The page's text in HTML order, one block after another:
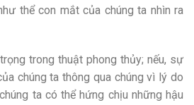
thể con mắt của chúng ta nhìn ra
trong thuật phong thủy; nếu, sự
chúng ta thông qua chúng vì lý do
ta có thể hứng chịu những hậu